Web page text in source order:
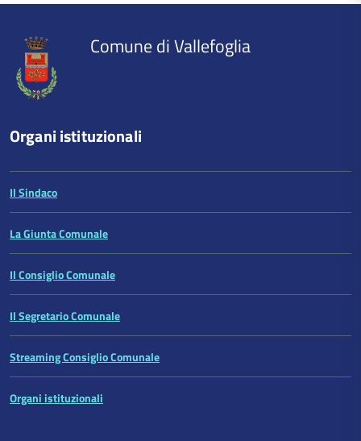
del
Comune di Vallefoglia
Organi istituzionali
Il Sindaco
La Giunta Comunale
Il Consiglio Comunale
Il Segretario Comunale
Streaming Consiglio Comunale
Organi istituzionali